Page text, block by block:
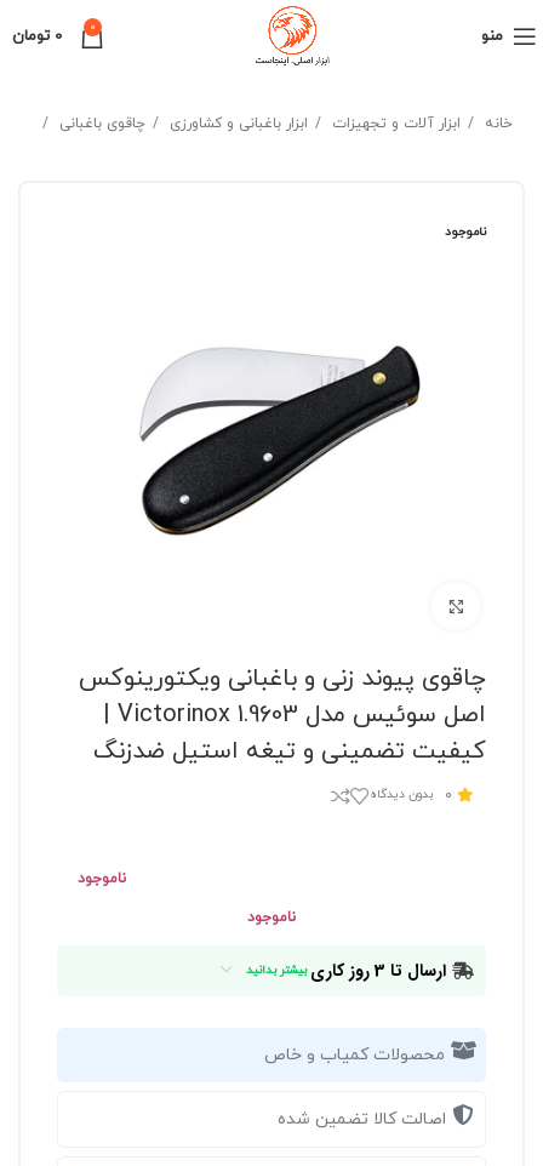
منو 0
0 تومان
خانه ابزار آلات و تجهیزات ابزار باغبانی و کشاورزی چاقوی باغبانی
ناموجود
چاقوی پیوند زنی و باغبانی ویکتورینوکس
اصل سوئیس مدل Victorinox 1.9603 |
کیفیت تضمینی و تیغه استیل ضدزنگ
0 بدون دیدگاه
ناموجود
ناموجود
ارسال تا 3 روز کاری بیشتر بدانید
محصولات کمیاب و خاص
اصالت کالا تضمین شده